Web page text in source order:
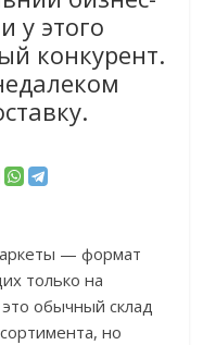
у этого
конкурент.
— формат
только на
обычный склад
но